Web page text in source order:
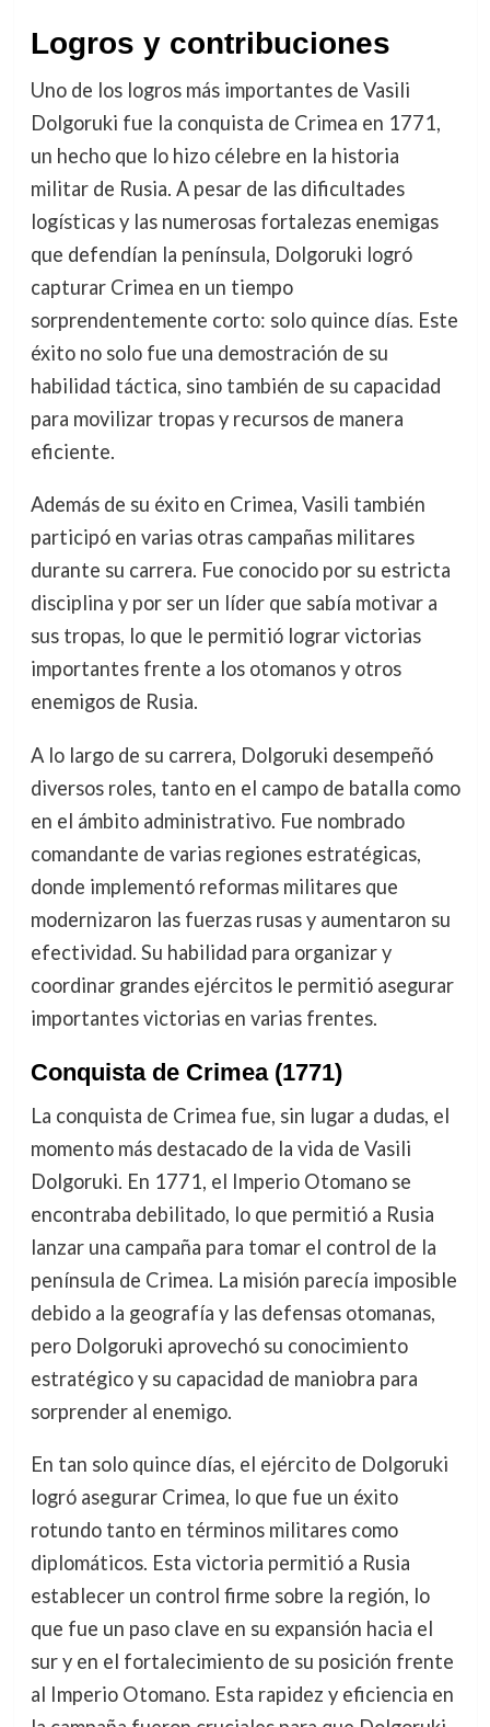
Logros y contribuciones
Uno de los logros más importantes de Vasili
Dolgoruki fue la conquista de Crimea en 1771,
un hecho que lo hizo célebre en la historia
militar de Rusia. A pesar de las dificultades
logísticas y las numerosas fortalezas enemigas
que defendían la península, Dolgoruki logró
capturar Crimea en un tiempo
sorprendentemente corto: solo quince días. Este
éxito no solo fue una demostración de su
habilidad táctica, sino también de su capacidad
para movilizar tropas y recursos de manera
eficiente.
Además de su éxito en Crimea, Vasili también
participó en varias otras campañas militares
durante su carrera. Fue conocido por su estricta
disciplina y por ser un líder que sabía motivar a
sus tropas, lo que le permitió lograr victorias
importantes frente a los otomanos y otros
enemigos de Rusia.
A lo largo de su carrera, Dolgoruki desempeñó
diversos roles, tanto en el campo de batalla como
en el ámbito administrativo. Fue nombrado
comandante de varias regiones estratégicas,
donde implementó reformas militares que
modernizaron las fuerzas rusas y aumentaron su
efectividad. Su habilidad para organizar y
coordinar grandes ejércitos le permitió asegurar
importantes victorias en varias frentes.
Conquista de Crimea (1771)
La conquista de Crimea fue, sin lugar a dudas, el
momento más destacado de la vida de Vasili
Dolgoruki. En 1771, el Imperio Otomano se
encontraba debilitado, lo que permitió a Rusia
lanzar una campaña para tomar el control de la
península de Crimea. La misión parecía imposible
debido a la geografía y las defensas otomanas,
pero Dolgoruki aprovechó su conocimiento
estratégico y su capacidad de maniobra para
sorprender al enemigo.
En tan solo quince días, el ejército de Dolgoruki
logró asegurar Crimea, lo que fue un éxito
rotundo tanto en términos militares como
diplomáticos. Esta victoria permitió a Rusia
establecer un control firme sobre la región, lo
que fue un paso clave en su expansión hacia el
sur y en el fortalecimiento de su posición frente
al Imperio Otomano. Esta rapidez y eficiencia en